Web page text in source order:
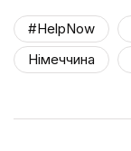
#HelpNow
Німеччина